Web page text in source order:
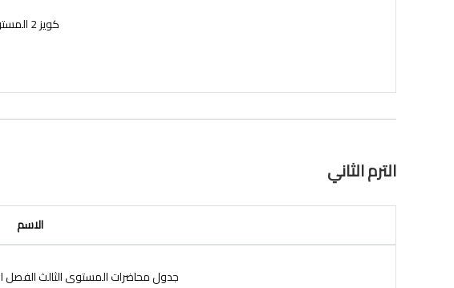
كويز 2 المستوى الثالث
الترم الثاني
الاسم
2025/2026 جدول محاضرات المستوى الثالث